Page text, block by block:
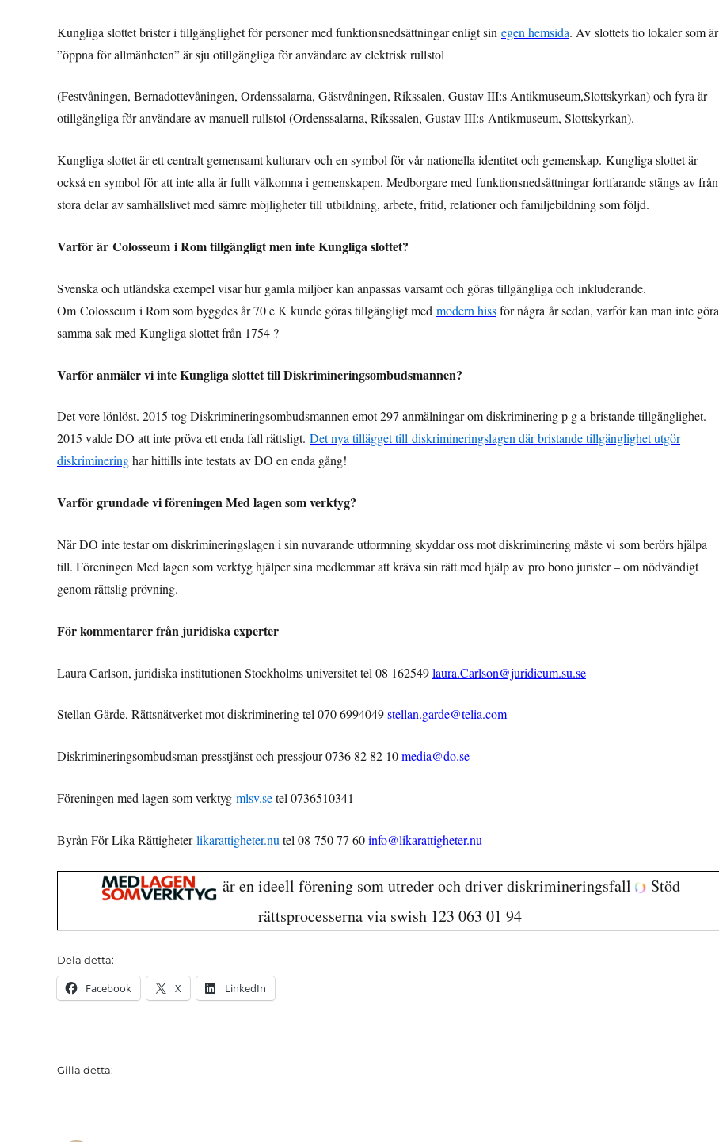
Kungliga slottet brister i tillgänglighet för personer med funktionsnedsättningar enligt sin egen hemsida. Av slottets tio lokaler som är
”öppna för allmänheten” är sju otillgängliga för användare av elektrisk rullstol
(Festvåningen, Bernadottevåningen, Ordenssalarna, Gästvåningen, Rikssalen, Gustav III:s Antikmuseum,Slottskyrkan) och fyra är
otillgängliga för användare av manuell rullstol (Ordenssalarna, Rikssalen, Gustav III:s Antikmuseum, Slottskyrkan).
Kungliga slottet är ett centralt gemensamt kulturarv och en symbol för vår nationella identitet och gemenskap. Kungliga slottet är
också en symbol för att inte alla är fullt välkomna i gemenskapen. Medborgare med funktionsnedsättningar fortfarande stängs av från
stora delar av samhällslivet med sämre möjligheter till utbildning, arbete, fritid, relationer och familjebildning som följd.
Varför är Colosseum i Rom tillgängligt men inte Kungliga slottet?
Svenska och utländska exempel visar hur gamla miljöer kan anpassas varsamt och göras tillgängliga och inkluderande.
Om Colosseum i Rom som byggdes år 70 e K kunde göras tillgängligt med modern hissför några år sedan, varför kan man inte göra
samma sak med Kungliga slottet från 1754 ?
Varför anmäler vi inte Kungliga slottet till Diskrimineringsombudsmannen?
Det vore lönlöst. 2015 tog Diskrimineringsombudsmannen emot 297 anmälningar om diskriminering p g a bristande tillgänglighet.
2015 valde DO att inte pröva ett enda fall rättsligt. Det nya tillägget till diskrimineringslagen där bristande tillgänglighet utgör
diskrimineringhar hittills inte testats av DO en enda gång!
Varför grundade vi föreningen Med lagen som verktyg?
När DO inte testar om diskrimineringslagen i sin nuvarande utformning skyddar oss mot diskriminering måste vi som berörs hjälpa
till. Föreningen Med lagen som verktyg hjälper sina medlemmar att kräva sin rätt med hjälp av pro bono jurister – om nödvändigt
genom rättslig prövning.
För kommentarer från juridiska experter
Laura Carlson, juridiska institutionen Stockholms universitet tel 08 162549laura.Carlson@juridicum.su.se
Stellan Gärde, Rättsnätverket mot diskriminering tel 070 6994049stellan.garde@telia.com
Diskrimineringsombudsman presstjänst och pressjour 0736 82 82 10media@do.se
Föreningen med lagen som verktyg mlsv.setel 0736510341
Byrån För Lika Rättigheterlikarattigheter.nu tel 08-750 77 60info@likarattigheter.nu
är en ideell förening som utreder och driver diskrimineringsfall
Stöd
rättsprocesserna via swish 123 063 01 94
Dela detta:
Facebook X LinkedIn
Gilla detta: